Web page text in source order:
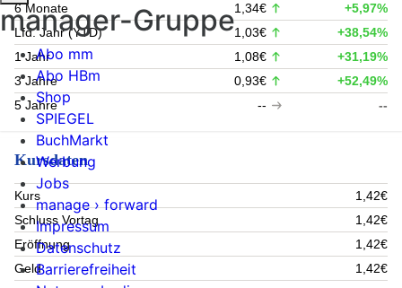
6 Monate
1,34€
+5,97%
Lfd. Jahr (YTD)
1,03€
+38,54%
1 Jahr
1,08€
+31,19%
3 Jahre
0,93€
+52,49%
5 Jahre
-- --
Kursdaten
Kurs
1,42€
Schluss Vortag
1,42€
Eröffnung
1,42€
Geld
1,42€
manager-Gruppe
Abo mm
Abo HBm
Shop
SPIEGEL
BuchMarkt
Werbung
Jobs
manage › forward
Impressum
Datenschutz
Barrierefreiheit